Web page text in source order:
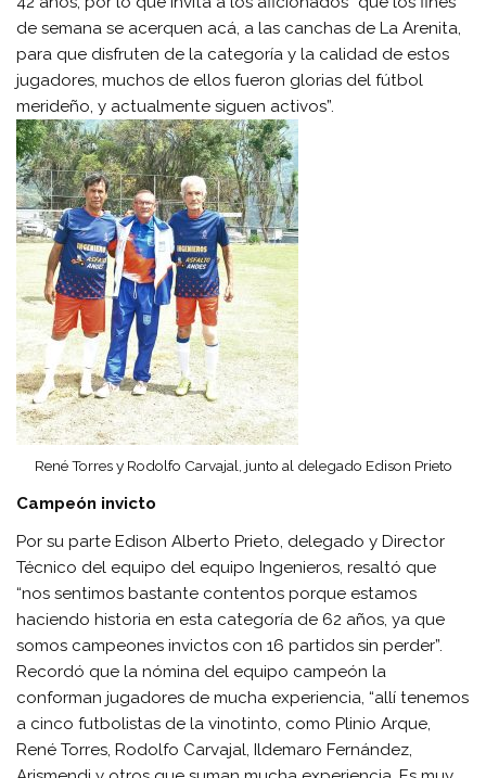
de semana se acerquen acá, a las canchas de La Arenita,
para que disfruten de la categoría y la calidad de estos
jugadores, muchos de ellos fueron glorias del fútbol
merideño, y actualmente siguen activos”.
René Torres y Rodolfo Carvajal, junto al delegado Edison Prieto
Campeón invicto
Por su parte Edison Alberto Prieto, delegado y Director
Técnico del equipo del equipo Ingenieros, resaltó que
“nos sentimos bastante contentos porque estamos
haciendo historia en esta categoría de 62 años, ya que
somos campeones invictos con 16 partidos sin perder”.
Recordó que la nómina del equipo campeón la
conforman jugadores de mucha experiencia, “allí tenemos
a cinco futbolistas de la vinotinto, como Plinio Arque,
René Torres, Rodolfo Carvajal, Ildemaro Fernández,